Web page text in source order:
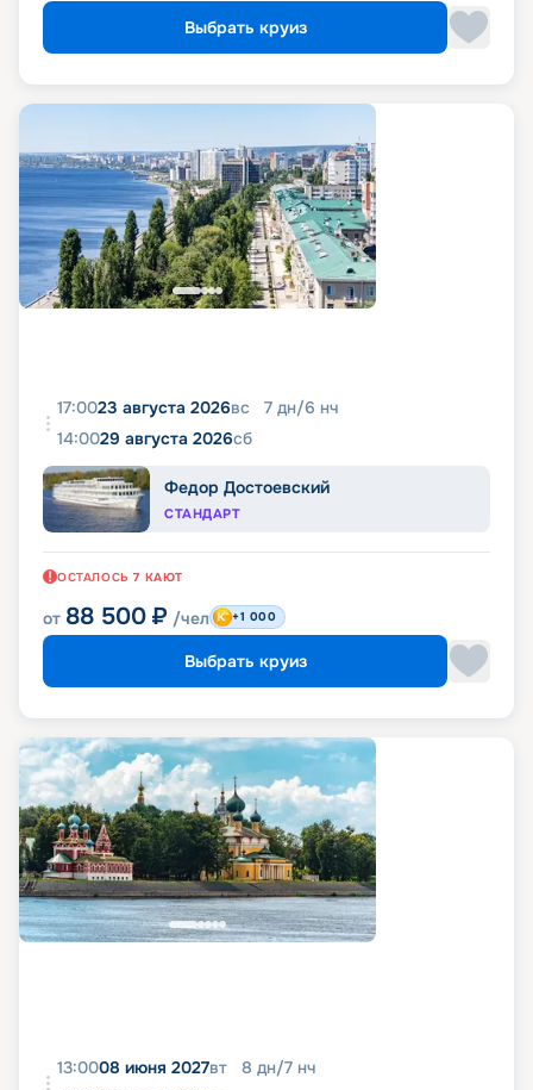
Выбрать круиз
17:0023 августа 2026вс 7 дн/6 нч
14:0029 августа 2026сб
Федор Достоевский
СТАНДАРТ
ОСТАЛОСЬ 7 КАЮТ
от 88 500 ₽ /чел +1 000
Выбрать круиз
13:0008 июня 2027вт 8 дн/7 нч